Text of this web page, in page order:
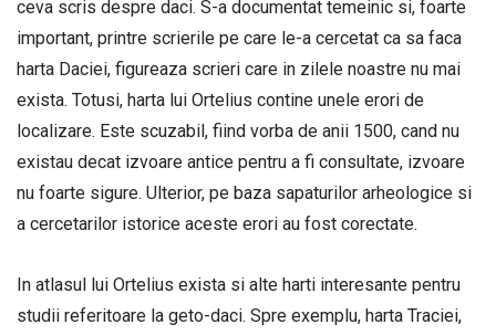
ceva scris despre daci. S-a documentat temeinic si, foarte
important, printre scrierile pe care le-a cercetat ca sa faca
harta Daciei, figureaza scrieri care in zilele noastre nu mai
exista. Totusi, harta lui Ortelius contine unele erori de
localizare. Este scuzabil, fiind vorba de anii 1500, cand nu
existau decat izvoare antice pentru a fi consultate, izvoare
nu foarte sigure. Ulterior, pe baza sapaturilor arheologice si
a cercetarilor istorice aceste erori au fost corectate.
In atlasul lui Ortelius exista si alte harti interesante pentru
studii referitoare la geto-daci. Spre exemplu, harta Traciei,